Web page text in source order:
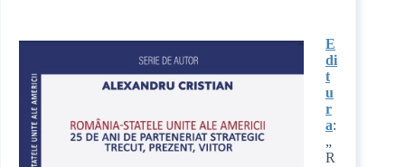
E
di
t
u
r
a:
„
R